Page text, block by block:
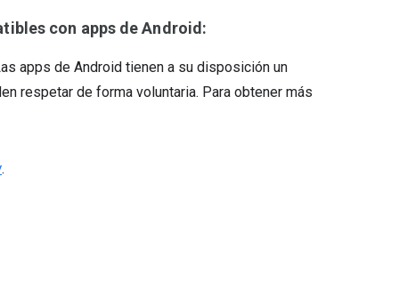
con apps de Android:
apps de Android tienen a su disposición un
respetar de forma voluntaria. Para obtener más
.